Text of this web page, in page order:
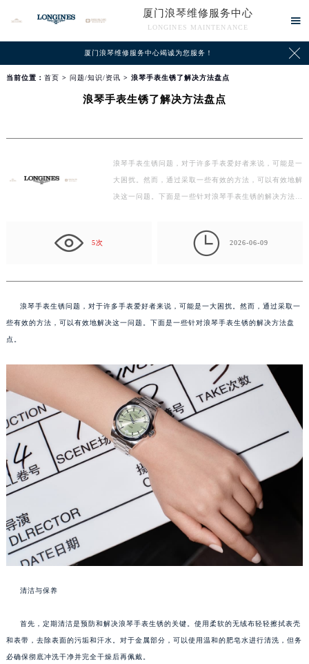
厦门浪琴维修服务中心
LONGINES MAINTENANCE

厦门浪琴维修服务中心竭诚为您服务！ 
当前位置： 首页 > 问题/知识/资讯 > 浪琴手表生锈了解决方法盘点
浪琴手表生锈了解决方法盘点
浪琴手表生锈问题，对于许多手表爱好者来说，可能是一
大困扰。然而，通过采取一些有效的方法，可以有效地解
决这一问题。下面是一些针对浪琴手表生锈的解决方法
5次  2026-06-09
浪琴手表生锈问题，对于许多手表爱好者来说，可能是一大困扰。然而，通过采取一
些有效的方法，可以有效地解决这一问题。下面是一些针对浪琴手表生锈的解决方法盘
点。
清洁与保养
首先，定期清洁是预防和解决浪琴手表生锈的关键。使用柔软的无绒布轻轻擦拭表壳
和表带，去除表面的污垢和汗水。对于金属部分，可以使用温和的肥皂水进行清洗，但务
必确保彻底冲洗干净并完全干燥后再佩戴。